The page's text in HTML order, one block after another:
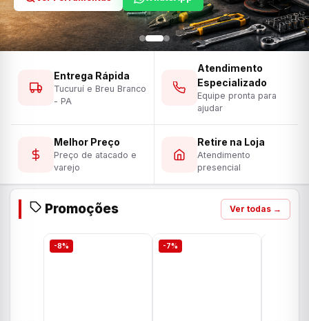
Entrega Rápida
Tucuruí e Breu Branco
- PA
Atendimento
Especializado
Equipe pronta para
ajudar
Melhor Preço
Preço de atacado e
varejo
Retire na Loja
Atendimento
presencial
Promoções Ver todas →
-8% -7%